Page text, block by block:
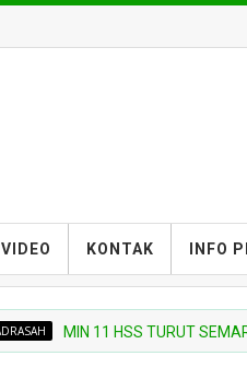
VIDEO KONTAK INFO
MIN 11 HSS TURUT